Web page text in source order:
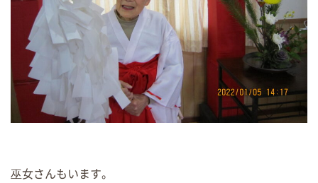
巫女さんもいます。